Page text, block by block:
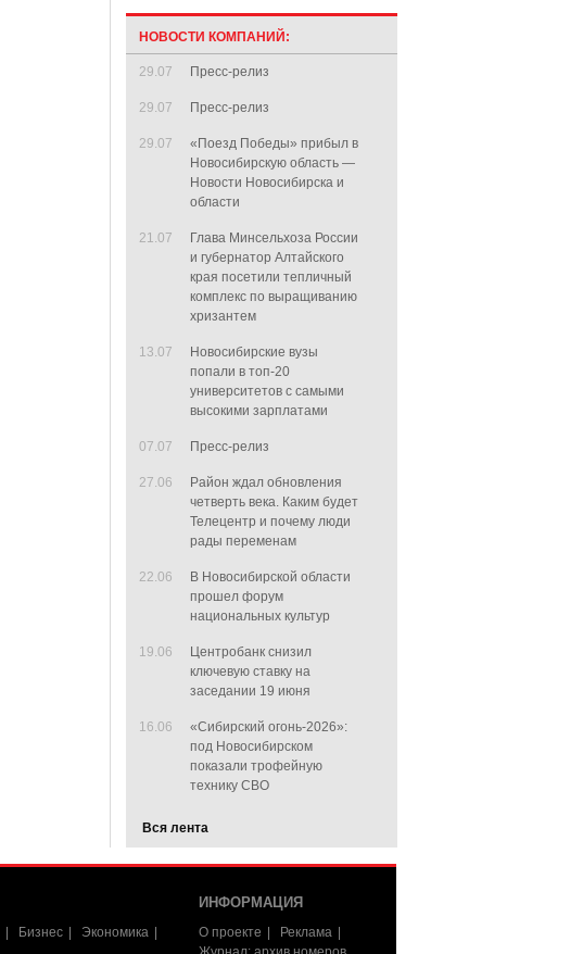
НОВОСТИ КОМПАНИЙ:
29.07 Пресс-релиз
29.07 Пресс-релиз
29.07
«Поезд Победы» прибыл в
Новосибирскую область —
Новости Новосибирска и
области
21.07
Глава Минсельхоза России
и губернатор Алтайского
края посетили тепличный
комплекс по выращиванию
хризантем
13.07
Новосибирские вузы
попали в топ-20
университетов с самыми
высокими зарплатами
07.07 Пресс-релиз
27.06
Район ждал обновления
четверть века. Каким будет
Телецентр и почему люди
рады переменам
22.06
В Новосибирской области
прошел форум
национальных культур
19.06
Центробанк снизил
ключевую ставку на
заседании 19 июня
16.06
«Сибирский огонь-2026»:
под Новосибирском
показали трофейную
технику СВО
Вся лента
Бизнес
Экономика
ИНФОРМАЦИЯ
О проекте
Реклама